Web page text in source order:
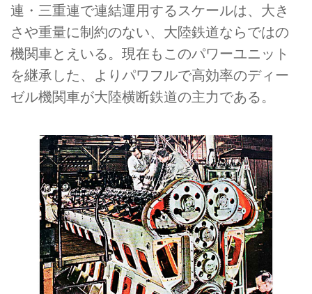
連・三重連で連結運用するスケールは、大き
さや重量に制約のない、大陸鉄道ならではの
機関車とえいる。現在もこのパワーユニット
を継承した、よりパワフルで高効率のディー
ゼル機関車が大陸横断鉄道の主力である。